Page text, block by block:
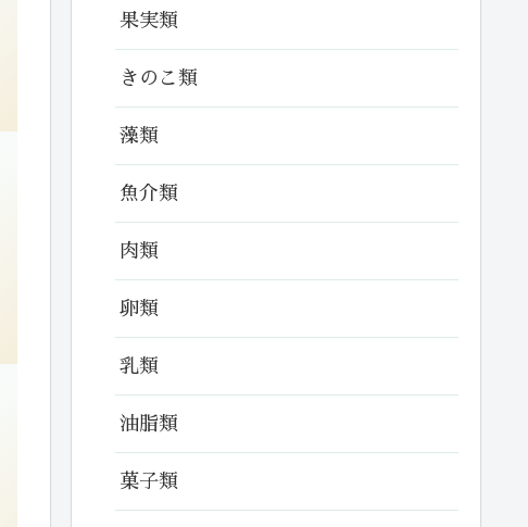
果実類
きのこ類
藻類
魚介類
肉類
卵類
乳類
油脂類
菓子類